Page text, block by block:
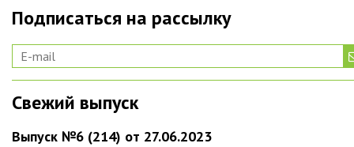
Подписаться на рассылку
Свежий выпуск
Выпуск №6 (214) от 27.06.2023